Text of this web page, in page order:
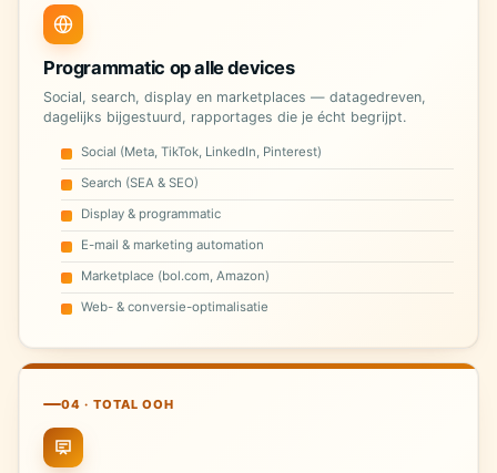
Programmatic op alle devices
Social, search, display en marketplaces — datagedreven,
dagelijks bijgestuurd, rapportages die je écht begrijpt.
Social (Meta, TikTok, LinkedIn, Pinterest)
Search (SEA & SEO)
Display & programmatic
E-mail & marketing automation
Marketplace (bol.com, Amazon)
Web- & conversie-optimalisatie
04 · TOTAL OOH